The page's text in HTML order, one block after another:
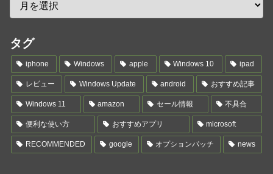
タグ
iphone Windows apple Windows 10 ipad
レビュー Windows Update android おすすめ記事
Windows 11 amazon セール情報 不具合
便利な使い方 おすすめアプリ microsoft
RECOMMENDED google オプションパッチ news